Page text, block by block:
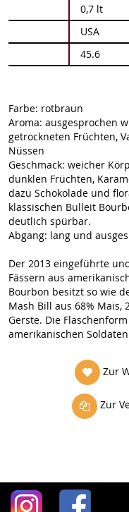
Informationen
0,7 lt
USA
45.6
Farbe: rotbraun
Aroma: ausgesprochen
getrockneten Früchten,
Nüssen
Geschmack: weicher
dunklen Früchten,
dazu Schokolade und
klassischen Bulleit
deutlich spürbar.
Abgang: lang und
Der 2013 eingeführte
Fässern aus
Bourbon besitzt so wie
Mash Bill aus 68% Mais,
Gerste. Die
amerikanischen
Zur
Zur